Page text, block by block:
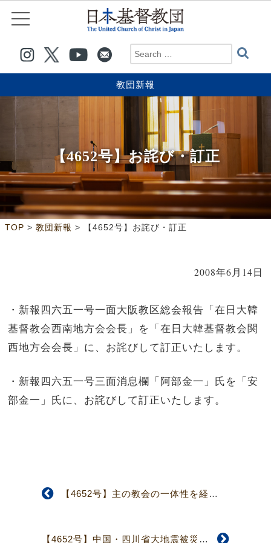
教団新報
【4652号】お詫び・訂正
TOP > 教団新報 > 【4652号】お詫び・訂正
2008年6月14日
・新報四六五一号一面大阪教区総会報告「在日大韓
基督教会西南地方会会長」を「在日大韓基督教会関
西地方会会長」に、お詫びして訂正いたします。
・新報四六五一号三面消息欄「阿部金一」氏を「安
部金一」氏に、お詫びして訂正いたします。
【4652号】主の教会の一体性を経験 退任宣教師感謝ツアー
【4652号】中国・四川省大地震被災者救援 緊急募金のお願い